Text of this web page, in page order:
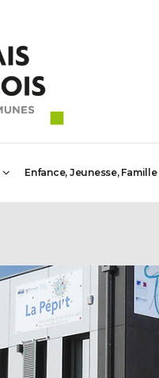
Enfance, Jeunesse, Famille